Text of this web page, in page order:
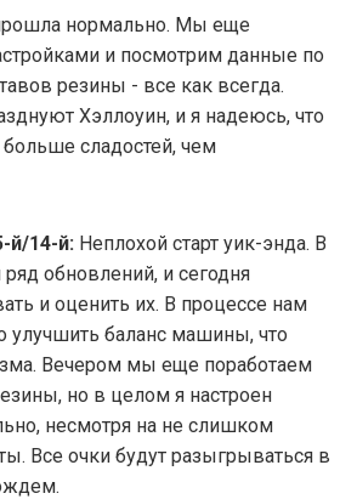
нормально. Мы еще
и посмотрим данные по
резины - все как всегда.
Хэллоуин, и я надеюсь, что
больше сладостей, чем
й/14-й: Неплохой старт уик-энда. В
обновлений, и сегодня
и оценить их. В процессе нам
улучшить баланс машины, что
Вечером мы еще поработаем
но в целом я настроен
несмотря на не слишком
Все очки будут разыгрываться в